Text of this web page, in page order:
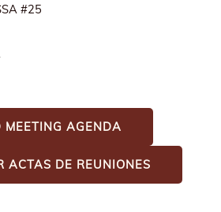
#25
MEETING AGENDA
ACTAS DE REUNIONES